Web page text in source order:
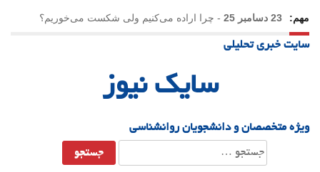
مهم: 23 دسامبر 25 - چرا اراده می‌کنیم ولی شکست می‌خوریم؟
21 دسامبر 25
سایت خبری تحلیلی
سایک نیوز
ویژه متخصصان و دانشجویان روانشناسی
جستجو
برای: